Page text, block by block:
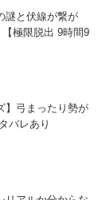
謎と伏線が繋が
極限脱出 9時間9
】弓まったり勢が
バレあり